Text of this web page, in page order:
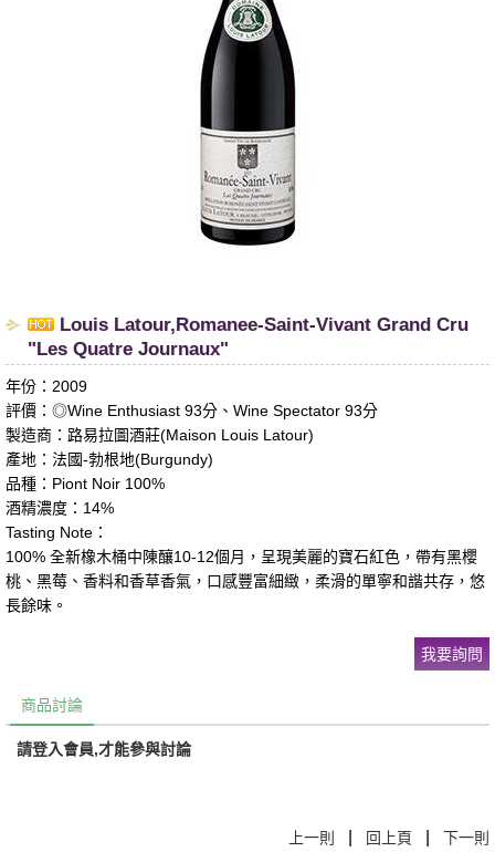
​Louis Latour,Romanee-Saint-Vivant Grand Cru
"Les Quatre Journaux"
年份：2009
評價：◎Wine Enthusiast 93分、Wine Spectator 93分
製造商：路易拉圖酒莊(Maison Louis Latour)
產地：法國-勃根地(Burgundy)
品種：Piont Noir 100%
酒精濃度：14%
Tasting Note：
100% 全新橡木桶中陳釀10-12個月，呈現美麗的寶石紅色，帶有黑櫻
桃、黑莓、香料和香草香氣，口感豐富細緻，柔滑的單寧和諧共存，悠
長餘味。
我要詢問
商品討論
請登入會員,才能參與討論
上一則 回上頁 下一則